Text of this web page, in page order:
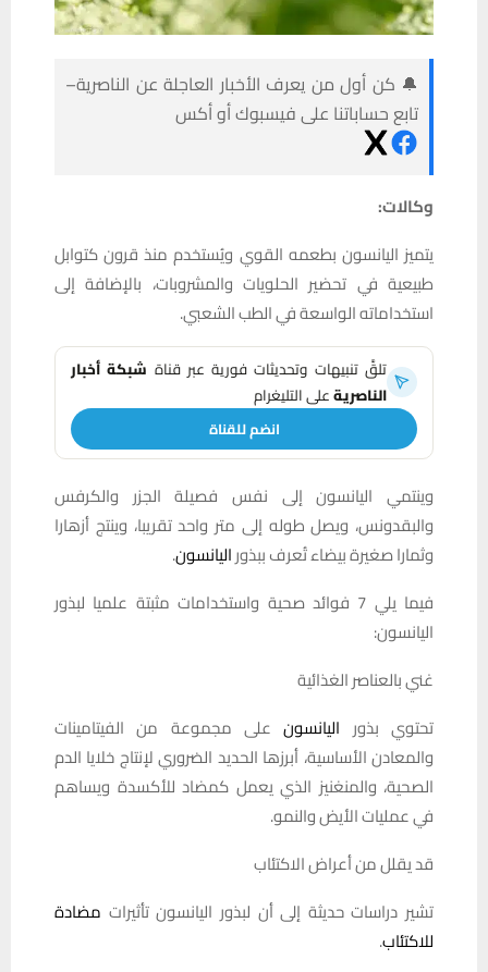
🔔 كن أول من يعرف الأخبار العاجلة عن الناصرية–
تابع حساباتنا على فيسبوك أو أكس
وكالات:
يتميز اليانسون بطعمه القوي ويُستخدم منذ قرون كتوابل
طبيعية في تحضير الحلويات والمشروبات، بالإضافة إلى
استخداماته الواسعة في الطب الشعبي.
تلقَّ تنبيهات وتحديثات فورية عبر قناة شبكة أخبار
الناصريةعلى التليغرام
انضم للقناة
وينتمي اليانسون إلى نفس فصيلة الجزر والكرفس
والبقدونس، ويصل طوله إلى متر واحد تقريبا، وينتج أزهارا
وثمارا صغيرة بيضاء تُعرف ببذوراليانسون.
فيما يلي 7 فوائد صحية واستخدامات مثبتة علميا لبذور
اليانسون:
غني بالعناصر الغذائية
تحتوي بذور اليانسونعلى مجموعة من الفيتامينات
والمعادن الأساسية، أبرزها الحديد الضروري لإنتاج خلايا الدم
الصحية، والمنغنيز الذي يعمل كمضاد للأكسدة ويساهم
في عمليات الأيض والنمو.
قد يقلل من أعراض الاكتئاب
تشير دراسات حديثة إلى أن لبذور اليانسون تأثيرات مضادة
للاكتئاب.